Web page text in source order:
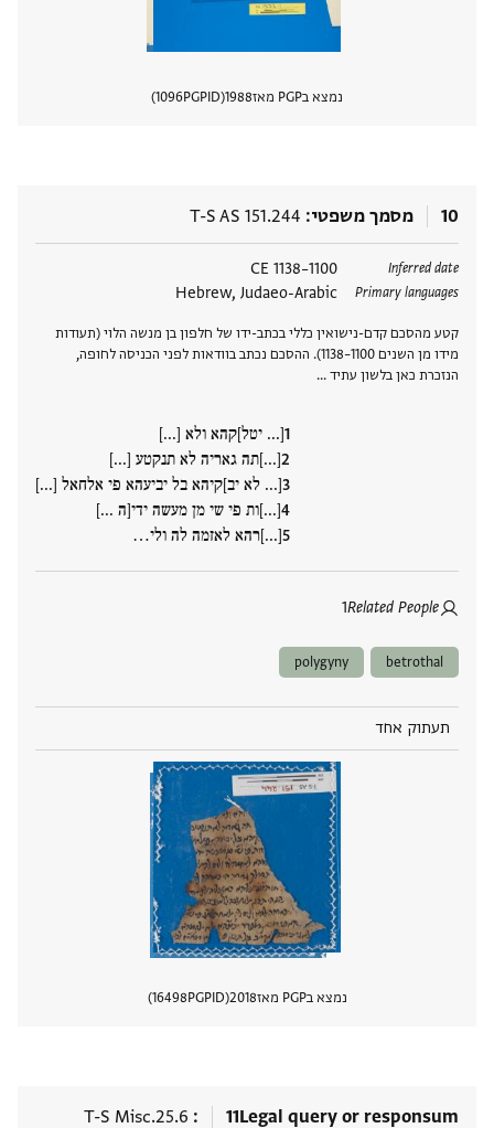
נמצא בPGP מאז 1988
PGPID
1096
10 מסמך משפטי T-S AS 151.244
Inferred date
1100–1138 CE
Primary languages
Hebrew, Judaeo-Arabic
קטע מהסכם קדם-נישואין כללי בכתב-ידו של חלפון בן מנשה הלוי (תעודות
מידו מן השנים 1100–1138). ההסכם נכתב בוודאות לפני הכניסה לחופה,
הנזכרת כאן בלשון עתיד …
[... יטל]קהא ולא [...]
[...]תה גאריה לא תנקטע [...]
[... לא יב]קיהא בל יביעהא פי אלחאל [...]
[...]ות פי שי מן מעשה ידי[ה ...]
[...]רהא לאזמה לה ולי‮…
Related People
1
תגים
betrothal
polygyny
תעתוק אחד
נמצא בPGP מאז 2018
PGPID
16498
11Legal query or responsum
T-S Misc.25.6